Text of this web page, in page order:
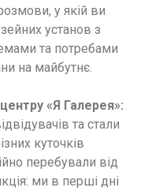
у якій ви
установ з
та потребами
на майбутнє.
«Я Галерея»:
та стали
куточків
перебували від
ми в перші дні